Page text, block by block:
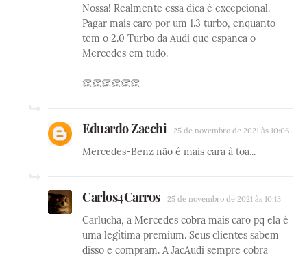
Nossa! Realmente essa dica é excepcional.
Pagar mais caro por um 1.3 turbo, enquanto
tem o 2.0 Turbo da Audi que espanca o
Mercedes em tudo.
👏👏👏👏👏👏
Eduardo Zacchi 25 de novembro de 2021 às 10:06
Mercedes-Benz não é mais cara à toa...
Carlos4Carros 25 de novembro de 2021 às 10:13
Carlucha, a Mercedes cobra mais caro pq ela é
uma legítima premium. Seus clientes sabem
disso e compram. A JacAudi sempre cobra